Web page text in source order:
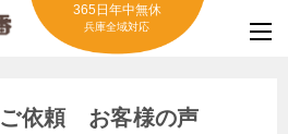
365日年中無休
兵庫全域対応
依頼 お客様の声